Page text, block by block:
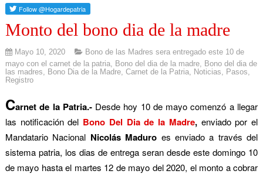
Monto del bono dia de la madre
Mayo 10, 2020
Bono de las Madres sera entregado este 10 de
mayo con el carnet de la patria, Bono del dia de la madre,
Bono del dia de
las madres
Bono Dia de la Madre, Carnet de la Patria, Noticias Pasos
Registro
Carnet de la Patria.- Desde hoy 10 de mayo comenzó a llegar
las notificación del Bono Del Dia de la Madre, enviado por el
Mandatario Nacional Nicolás Maduro es enviado a través del
sistema patria, los dias de entrega seran desde este domingo 10
de mayo hasta el martes 12 de mayo del 2020, el monto a cobrar